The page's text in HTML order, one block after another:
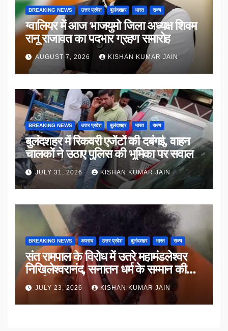
BREAKING NEWS उत्तर प्रदेश बुलंदशहर भारत राज्य
ग्वालियर में आज भाजयुमो जिला अध्यक्ष शिवम
रानू राजावत का पदभार ग्रहण समारोह
AUGUST 7, 2026 KISHAN KUMAR JAIN
BREAKING NEWS उत्तर प्रदेश बुलंदशहर भारत राज्य
बुलंदशहर में रिकवरी एजेंटों की दबंगई, वाहन
चालकों ने उठाए पुलिस की भूमिका पर सवाल
JULY 31, 2026 KISHAN KUMAR JAIN
BREAKING NEWS अपराध उत्तर प्रदेश बुलंदशहर भारत राज्य
संत रामपाल के विरोध में उतरे महामंडलेश्वर
निखिलेश्वरानंद, सनातन धर्म के सम्मान की
उठाई मांग
JULY 23, 2026 KISHAN KUMAR JAIN